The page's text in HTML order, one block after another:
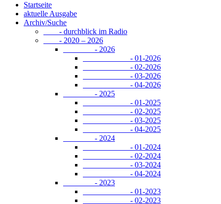
Startseite
aktuelle Ausgabe
Archiv/Suche
- durchblick im Radio
- 2020 – 2026
- 2026
- 01-2026
- 02-2026
- 03-2026
- 04-2026
- 2025
- 01-2025
- 02-2025
- 03-2025
- 04-2025
- 2024
- 01-2024
- 02-2024
- 03-2024
- 04-2024
- 2023
- 01-2023
- 02-2023